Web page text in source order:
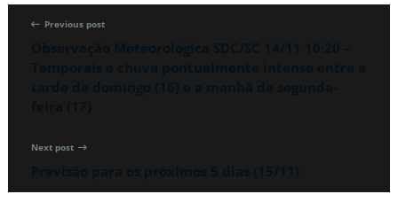
Previous post
Next post